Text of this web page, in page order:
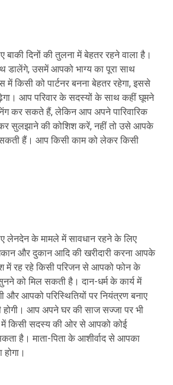
दिनों की तुलना में बेहतर रहने वाला है।
डालेंगे, उसमें आपको भाग्य का पूरा साथ
किसी को पार्टनर बनना बेहतर रहेगा, इससे
आप परिवार के सदस्यों के साथ कहीं घूमने
कर सकते हैं, लेकिन आप अपने पारिवारिक
सुलझाने की कोशिश करें, नहीं तो उसे आपके
सकती हैं। आप किसी काम को लेकर किसी
के मामले में सावधान रहने के लिए
और दुकान आदि की खरीदारी करना आपके
में रह रहे किसी परिजन से आपको फोन के
को मिल सकती है। दान-धर्म के कार्य में
और आपको परिस्थितियों पर नियंत्रण बनाए
आप अपने घर की साज सज्जा पर भी
में किसी सदस्य की ओर से आपको कोई
है। माता-पिता के आशीर्वाद से आपका